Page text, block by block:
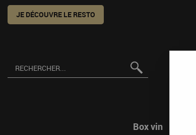
JE DÉCOUVRE LE RESTO
Box vin